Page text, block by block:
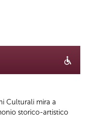
Culturali mira a
storico-artistico